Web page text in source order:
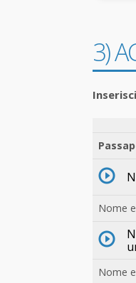
3)
Nome
Nome